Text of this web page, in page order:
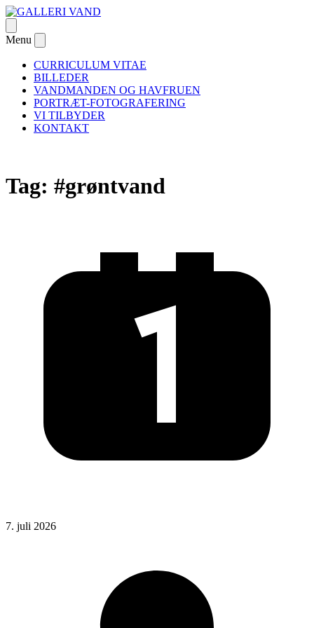
Skip
to
content
GALLERI VAND
– om passion og Danmarks første galleri dedikeret til
undervandsfotografiet
menu
Menu
menu
CURRICULUM VITAE
BILLEDER
VANDMANDEN OG HAVFRUEN
PORTRÆT-FOTOGRAFERING
VI TILBYDER
KONTAKT
Tag: #grøntvand
Posted
7. juli 2026